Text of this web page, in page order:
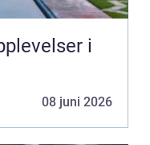
08 juni 2026